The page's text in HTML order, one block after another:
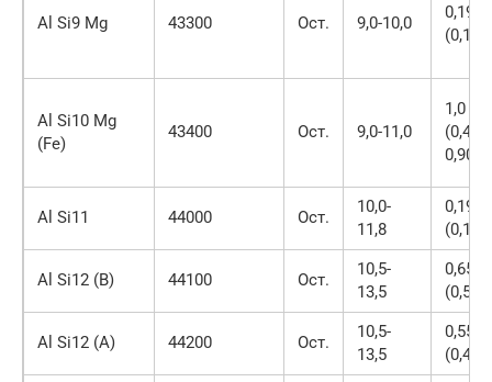
Al Si9 Mg 43300 Ост. 9,0-10,0
0,19
(0,15)
Al Si10 Mg
(Fe)
43400 Ост. 9,0-11,0
1,0
(0,45-
0,90)
Al Si11 44000 Ост.
10,0-
11,8
0,19
(0,15)
Al Si12 (B) 44100 Ост.
10,5-
13,5
0,65
(0,55)
Al Si12 (A) 44200 Ост.
10,5-
13,5
0,55
(0,40)